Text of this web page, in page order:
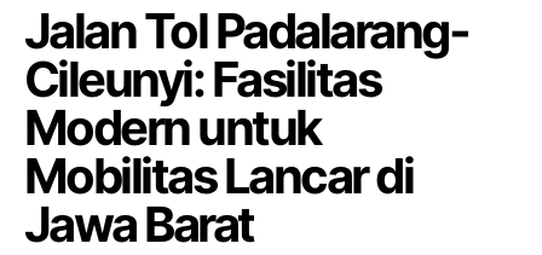
Jalan Tol Padalarang-
Cileunyi: Fasilitas
Modern untuk
Mobilitas Lancar di
Jawa Barat